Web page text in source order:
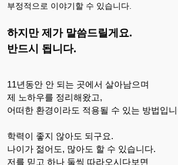
부정적으로 이야기할 수 있습니다.
하지만 제가 말씀드릴게요.
반드시 됩니다.
11년동안 안 되는 곳에서 살아남으며
제 노하우를 정리해왔고,
어떠한 환경이라도 적용될 수 있는 방법입
학력이 좋지 않아도 되구요.
나이가 젊어도, 많아도 할 수 있습니다.
저를 믿고 하나 둘씩 따라오시다보면